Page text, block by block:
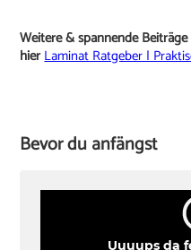
Weitere & spannende
hierLaminat Ratgeber |
Bevor du anfängst
Uuuups da